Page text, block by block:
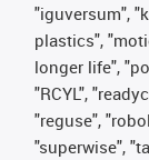
"iguversum",
plastics",
longer life",
"RCYL",
"reguse",
"superwise",